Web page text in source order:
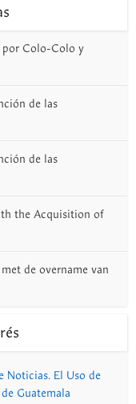
por Colo-Colo y
de las
de las
the Acquisition of
de overname van
Noticias. El Uso de
Guatemala